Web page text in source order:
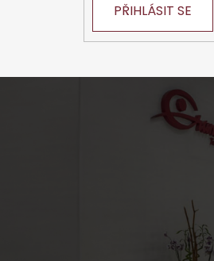
PŘIHLÁSIT SE